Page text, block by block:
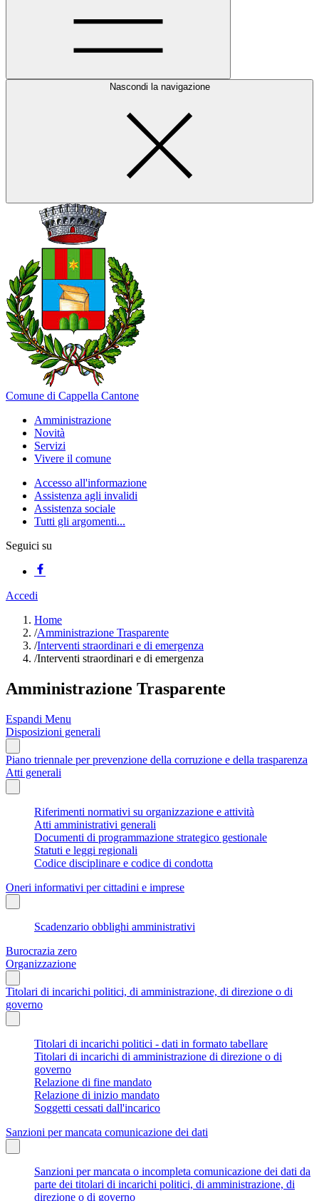
Nascondi la navigazione
Comune di Cappella Cantone
Amministrazione
Novità
Servizi
Vivere il comune
Accesso all'informazione
Assistenza agli invalidi
Assistenza sociale
Tutti gli argomenti...
Seguici su
Accedi
Home
/Amministrazione Trasparente
/Interventi straordinari e di emergenza
/Interventi straordinari e di emergenza
Amministrazione Trasparente
Espandi Menu
Disposizioni generali
Piano triennale per prevenzione della corruzione e della trasparenza
Atti generali
Riferimenti normativi su organizzazione e attività
Atti amministrativi generali
Documenti di programmazione strategico gestionale
Statuti e leggi regionali
Codice disciplinare e codice di condotta
Oneri informativi per cittadini e imprese
Scadenzario obblighi amministrativi
Burocrazia zero
Organizzazione
Titolari di incarichi politici, di amministrazione, di direzione o di
governo
Titolari di incarichi politici - dati in formato tabellare
Titolari di incarichi di amministrazione di direzione o di
governo
Relazione di fine mandato
Relazione di inizio mandato
Soggetti cessati dall'incarico
Sanzioni per mancata comunicazione dei dati
Sanzioni per mancata o incompleta comunicazione dei dati da
parte dei titolari di incarichi politici, di amministrazione, di
direzione o di governo